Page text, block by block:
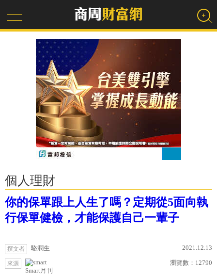
個人理財
你的保單跟上人生了嗎？定期從5面向執
行保單健檢，才能保護自己一輩子
撰文者 駱潤生 2021.12.13
來源
Smart月刊
瀏覽數： 12790